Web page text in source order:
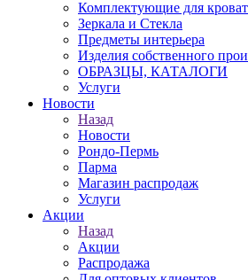
Комплектующие для
Зеркала и Стекла
Предметы интерьера
Изделия собственного
ОБРАЗЦЫ, КАТАЛОГИ
Услуги
Новости
Назад
Новости
Рондо-Пермь
Парма
Магазин распродаж
Услуги
Акции
Назад
Акции
Распродажа